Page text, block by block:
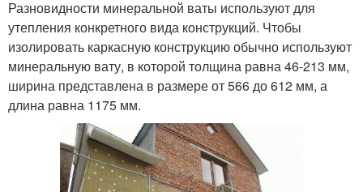
Разновидности минеральной ваты используют для
утепления конкретного вида конструкций. Чтобы
изолировать каркасную конструкцию обычно используют
минеральную вату, в которой толщина равна 46-213 мм,
ширина представлена в размере от 566 до 612 мм, а
длина равна 1175 мм.